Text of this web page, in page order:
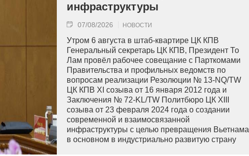
инфраструктуры
07/08/2026 НОВОСТИ
Утром 6 августа в штаб-квартире ЦК КПВ
Генеральный секретарь ЦК КПВ, Президент То
Лам провёл рабочее совещание с Парткомами
Правительства и профильных ведомств по
вопросам реализации Резолюции № 13-NQ/TW
ЦК КПВ XI созыва от 16 января 2012 года и
Заключения № 72-KL/TW Политбюро ЦК XIII
созыва от 23 февраля 2024 года о создании
современной и взаимосвязанной
инфраструктуры с целью превращения Вьетнама
в основном в индустриально развитую страну